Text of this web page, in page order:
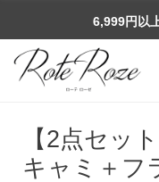
6,999円以
【2点セッ
キャミ＋フ